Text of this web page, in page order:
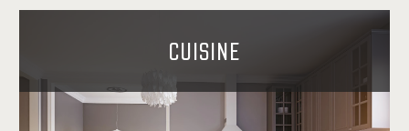
CUISINE